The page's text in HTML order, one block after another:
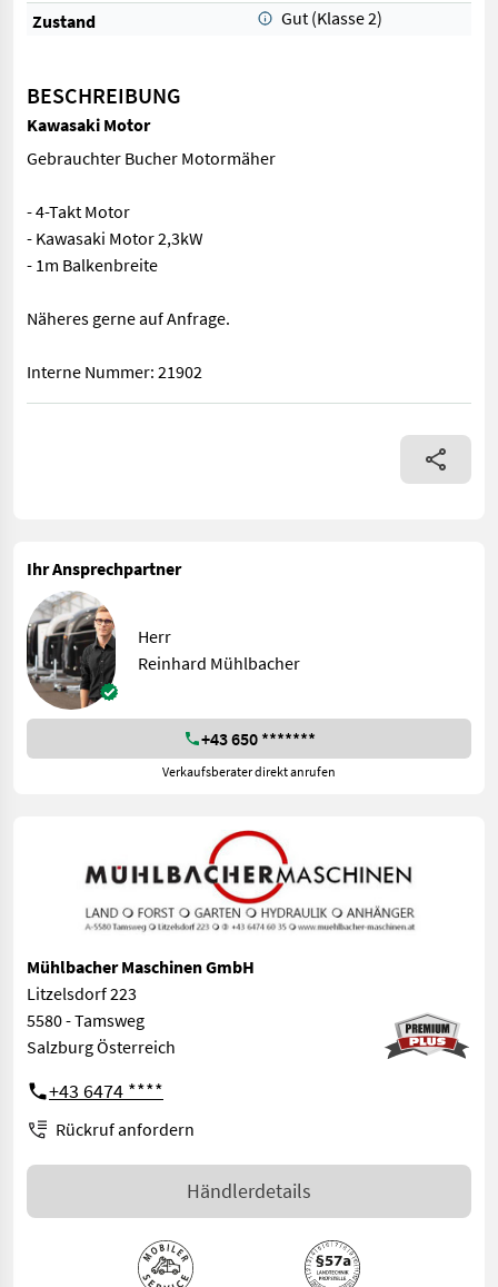
Zustand
Gut (Klasse 2)
BESCHREIBUNG
Kawasaki Motor
Gebrauchter Bucher Motormäher
- 4-Takt Motor
- Kawasaki Motor 2,3kW
- 1m Balkenbreite
Näheres gerne auf Anfrage.
Interne Nummer: 21902
Gebrauchter Bucher Motormäher - 4-Takt Motor - Kawasaki
Ihr Ansprechpartner
Herr
Reinhard Mühlbacher
+43 650 *******
Verkaufsberater direkt anrufen
Mühlbacher Maschinen GmbH
Litzelsdorf 223
5580 - Tamsweg
Salzburg Österreich
+43 6474 ****
Rückruf anfordern
Händlerdetails